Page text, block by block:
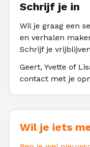
Schrijf je in
Wil je graag een
en verhalen
Schrijf je
Geert, Yvette of
contact met je
Wil je iets